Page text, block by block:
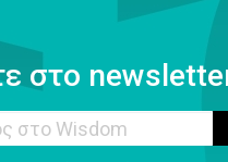
στο
στο Wisdom